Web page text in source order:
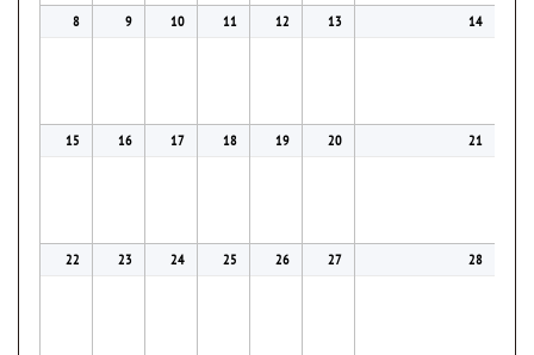
8 9 10 11 12 13 14
15 16 17 18 19 20 21
22 23 24 25 26 27 28